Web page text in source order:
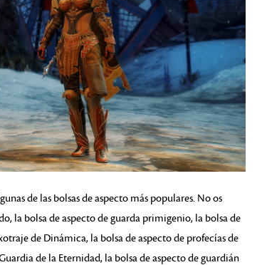
de las bolsas de aspecto más populares. No os
la bolsa de aspecto de guarda primigenio, la bolsa de
de Dinámica, la bolsa de aspecto de profecías de
de la Eternidad, la bolsa de aspecto de guardián